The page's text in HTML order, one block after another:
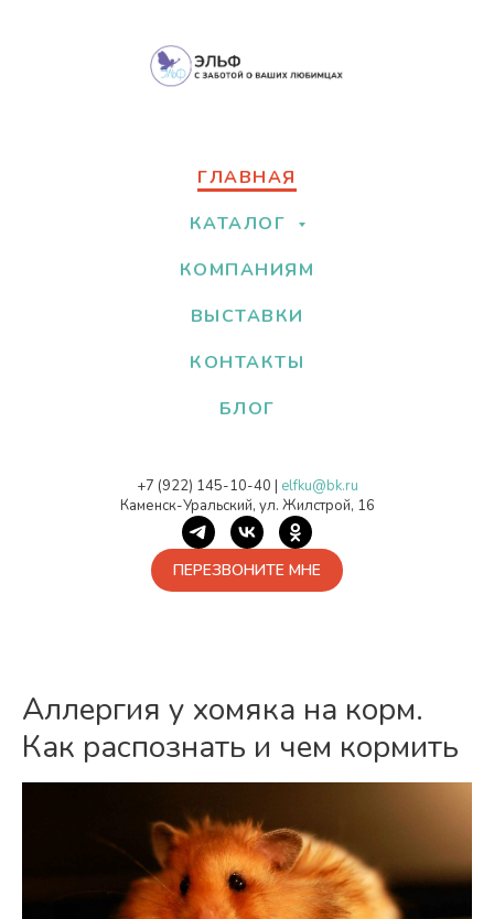
ГЛАВНАЯ
КАТАЛОГ
КОМПАНИЯМ
ВЫСТАВКИ
КОНТАКТЫ
БЛОГ
+7 (922) 145-10-40 | elfku@bk.ru
Каменск-Уральский, ул. Жилстрой, 16
ПЕРЕЗВОНИТЕ МНЕ
Аллергия у хомяка на корм.
Как распознать и чем кормить